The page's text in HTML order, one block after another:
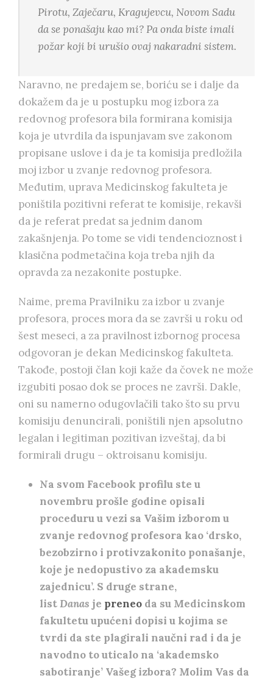
Pirotu, Zaječaru, Kragujevcu, Novom Sadu
da se ponašaju kao mi? Pa onda biste imali
požar koji bi urušio ovaj nakaradni sistem.
Naravno, ne predajem se, boriću se i dalje da
dokažem da je u postupku mog izbora za
redovnog profesora bila formirana komisija
koja je utvrdila da ispunjavam sve zakonom
propisane uslove i da je ta komisija predložila
moj izbor u zvanje redovnog profesora.
Međutim, uprava Medicinskog fakulteta je
poništila pozitivni referat te komisije, rekavši
da je referat predat sa jednim danom
zakašnjenja. Po tome se vidi tendencioznost i
klasična podmetačina koja treba njih da
opravda za nezakonite postupke.
Naime, prema Pravilniku za izbor u zvanje
profesora, proces mora da se završi u roku od
šest meseci, a za pravilnost izbornog procesa
odgovoran je dekan Medicinskog fakulteta.
Takođe, postoji član koji kaže da čovek ne može
izgubiti posao dok se proces ne završi. Dakle,
oni su namerno odugovlačili tako što su prvu
komisiju denuncirali, poništili njen apsolutno
legalan i legitiman pozitivan izveštaj, da bi
formirali drugu – oktroisanu komisiju.
Na svom Facebook profilu ste u
novembru prošle godine opisali
proceduru u vezi sa Vašim izborom u
zvanje redovnog profesora kao ‘drsko,
bezobzirno i protivzakonito ponašanje,
koje je nedopustivo za akademsku
zajednicu’. S druge strane,
listDanas je preneo da su Medicinskom
fakultetu upućeni dopisi u kojima se
tvrdi da ste plagirali naučni rad i da je
navodno to uticalo na ‘akademsko
sabotiranje’ Vašeg izbora? Molim Vas da